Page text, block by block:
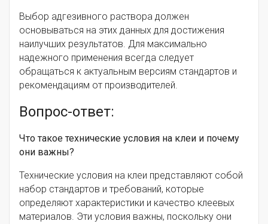
Выбор адгезивного раствора должен
основываться на этих данных для достижения
наилучших результатов. Для максимально
надежного применения всегда следует
обращаться к актуальным версиям стандартов и
рекомендациям от производителей.
Вопрос-ответ:
Что такое технические условия на клеи и почему
они важны?
Технические условия на клеи представляют собой
набор стандартов и требований, которые
определяют характеристики и качество клеевых
материалов. Эти условия важны, поскольку они